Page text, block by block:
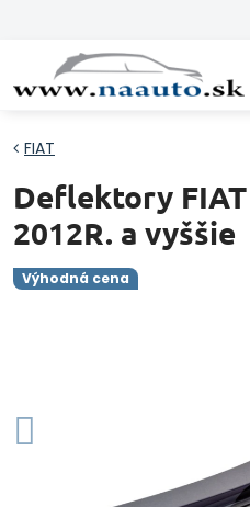
Výhodná cena
FIAT
Deflektory
2012R. a vyššie